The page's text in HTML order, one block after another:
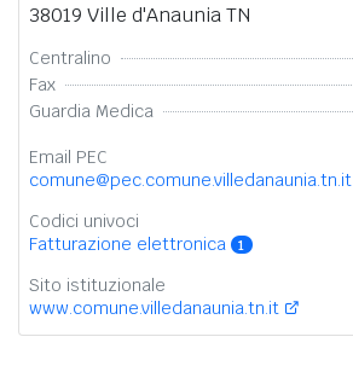
38019 Ville d'Anaunia TN
Centralino
Fax
Guardia Medica
Email PEC
comune@pec.comune.villedanaunia.tn.it
Codici univoci
Fatturazione elettronica
1
Sito istituzionale
www.comune.villedanaunia.tn.it